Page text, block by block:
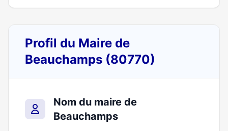
Profil du Maire de
Beauchamps (80770)
Nom du maire de
Beauchamps